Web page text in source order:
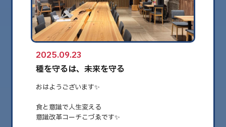
全て
健康
美容
環境
globe
2025.09.23
種を守るは、未来を守る
おはようございます✨
食と意識で人生変える
意識改革コーチこづゑです✨